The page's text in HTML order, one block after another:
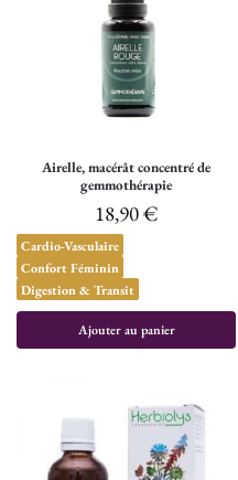
Airelle, macérât concentré de
gemmothérapie
18,90€
Cardio-Vasculaire
Confort Féminin
Digestion & Transit
Ajouter au panier